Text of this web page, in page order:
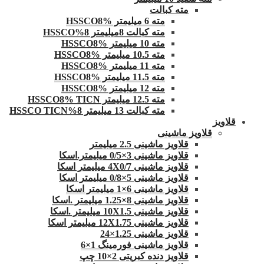
مته کبالت
مته 6 میلیمتر HSSCO8%
مته کبالت 8میلیمتر 8%HSSCO
مته 10 میلیمتر HSSCO8%
مته 10.5 میلیمتر HSSCO8%
مته 11 میلیمتر HSSCO8%
مته 11.5 میلیمتر HSSCO8%
مته 12 میلیمتر HSSCO8%
مته 12.5 میلیمتر HSSCO8% TICN
مته کبالت 13 میلیمتر 8%HSSCO TICN
قلاویز
قلاویز ماشینی
قلاویز ماشینی 2.5 میلیمتر
قلاویز ماشینی 3×0/5 میلیمتر.اسکا
قلاویز ماشینی 4X0/7 میلیمتر اسکا
قلاویز ماشینی 5×0/8 میلیمتر اسکا
قلاویز ماشینی 6×1 میلیمتر اسکا
قلاویز ماشینی 8×1.25 میلیمتر .اسکا
قلاویز ماشینی 10X1.5 میلیمتر .اسکا
قلاویز ماشینی 12X1.75 میلیمتر اسکا
قلاویز ماشینی 1.25×24
قلاویز ماشینی فورمینگ 1×6
قلاویز دنده کبریتی 2×10 چپ